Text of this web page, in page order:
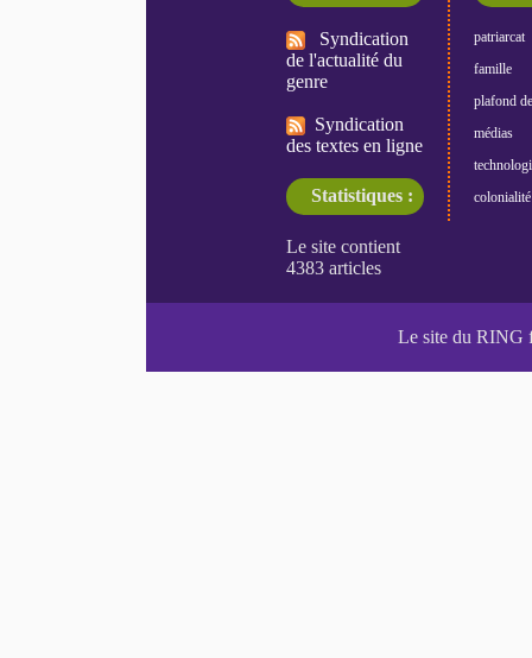
Syndication
de l'actualité du
genre
Syndication
des textes en ligne
Statistiques :
patriarcat
famille
plafond
médias
colonialité
Le site du RING